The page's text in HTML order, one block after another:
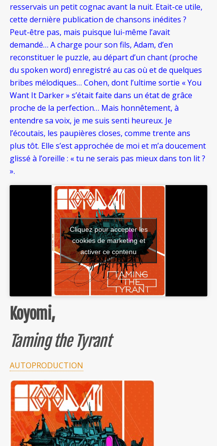
resservais un petit cognac avant la nuit. Etait-ce utile,
cette dernière publication de chansons inédites ?
Peut-être pas, mais puisque lui-même l’avait
demandé… A charge pour son fils, Adam, d’en
reconstituer le puzzle, au départ d’un chant (proche
du spoken word) enregistré au cas où et de quelques
bribes mélodiques… Cohen, dont l’ultime sortie « You
Want It Darker » s’était faite dans un état de grâce
proche de la perfection… Mais honnêtement, à
entendre sa voix, je me suis senti heureux. Je
l’écoutais, les paupières closes, comme trente ans
plus tôt. Elle s’est approchée de moi et m’a doucement
glissé à l’oreille : « tu ne serais pas mieux dans ton lit ?
».
Cliquez pour accepter les
cookies de marketing et
activer ce contenu
Koyomi,
Taming the Tyrant
AUTOPRODUCTION